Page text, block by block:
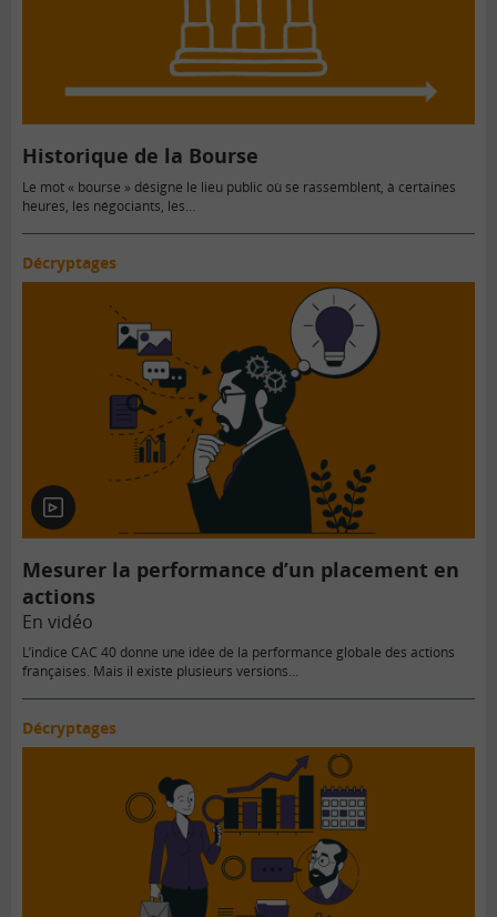
Historique de la Bourse
Le mot « bourse » désigne le lieu public où se rassemblent, à certaines
heures, les négociants, les…
Décryptages
En
vidéo
Mesurer la performance d’un placement en
actions
En vidéo
L’indice CAC 40 donne une idée de la performance globale des actions
françaises. Mais il existe plusieurs versions…
Décryptages